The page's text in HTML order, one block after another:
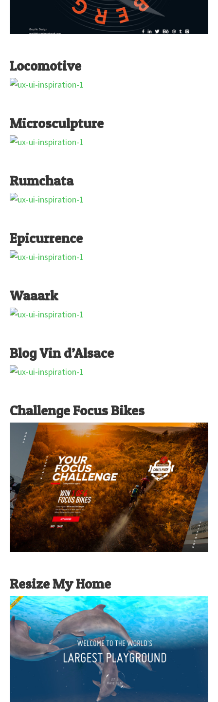
Locomotive
Microsculpture
Rumchata
Epicurrence
Waaark
Blog Vin d’Alsace
Challenge Focus Bikes
Resize My Home